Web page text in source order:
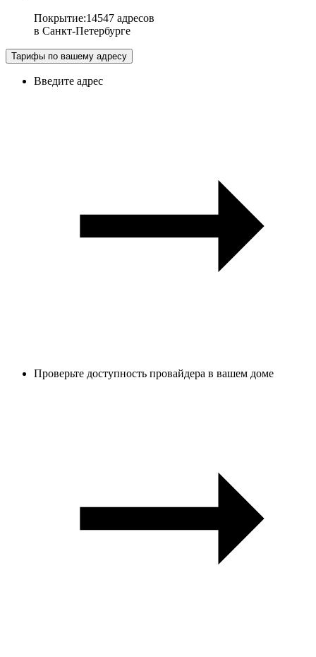
Покрытие:14547 адресов
в Санкт-Петербурге
Тарифы по вашему адресу
Введите адрес
Проверьте доступность провайдера в вашем доме